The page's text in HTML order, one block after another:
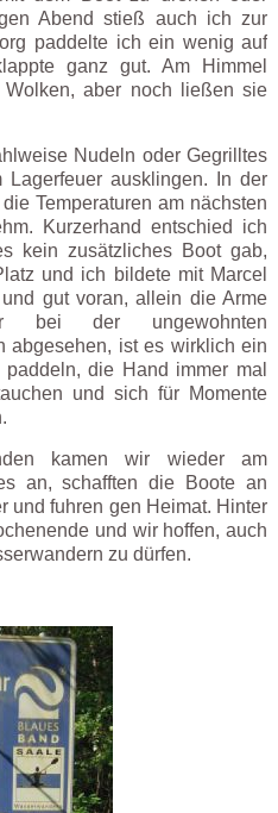
Abend stieß auch ich zur
paddelte ich ein wenig auf
ganz gut. Am Himmel
aber noch ließen sie
Nudeln oder Gegrilltes
ausklingen. In der
Temperaturen am nächsten
Kurzerhand entschied ich
kein zusätzliches Boot gab,
und ich bildete mit Marcel
gut voran, allein die Arme
bei der ungewohnten
abgesehen, ist es wirklich ein
die Hand immer mal
und sich für Momente
kamen wir wieder am
an, schafften die Boote an
und fuhren gen Heimat. Hinter
und wir hoffen, auch
zu dürfen.